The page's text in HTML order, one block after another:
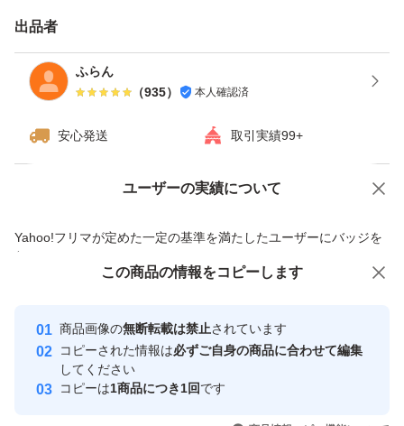
出品者
ふらん
（935） 本人確認済
安心発送 取引実績99+
ユーザーの実績について
Yahoo!フリマが定めた一定の基準を満たしたユーザーにバッジを
付与しています
安心取引出品者
心・安全なユーザーです
取引実績
引を完了させた実績があります
価格の相談 商品への質問
この商品の情報をコピーします
商品画像の無断転載は禁止されています
コピーされた情報は必ずご自身の商品に合わせて編集
してください
コピーは1商品につき1回です
この商品をみている人にオススメ